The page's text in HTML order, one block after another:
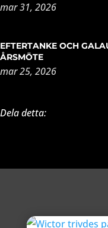
mar 31, 2026
EFTERTANKE OCH
ÅRSMÖTE
mar 25, 2026
Dela detta: